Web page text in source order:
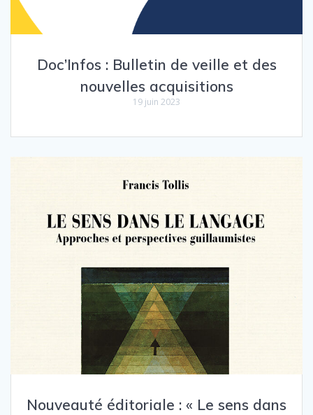
Doc’Infos : Bulletin de veille et des
nouvelles acquisitions
19 juin 2023
Nouveauté éditoriale : « Le sens dans